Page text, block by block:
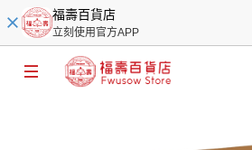
福壽百貨店
立刻使用官方APP